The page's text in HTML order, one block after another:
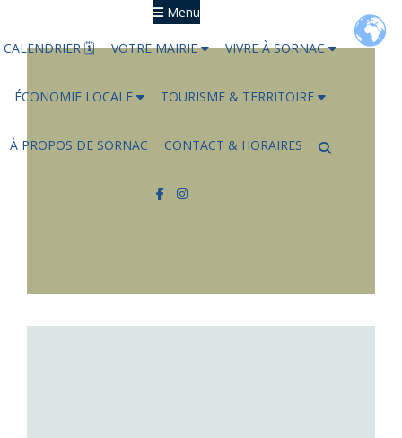
Menu
CALENDRIER 🗓 VOTRE MAIRIE VIVRE À SORNAC
ÉCONOMIE LOCALE TOURISME & TERRITOIRE
À PROPOS DE SORNAC CONTACT & HORAIRES